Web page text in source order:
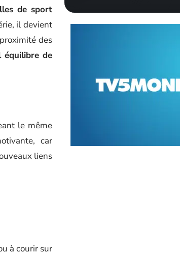
de sport
il devient
des
équilibre de
le même
car
liens
à courir sur